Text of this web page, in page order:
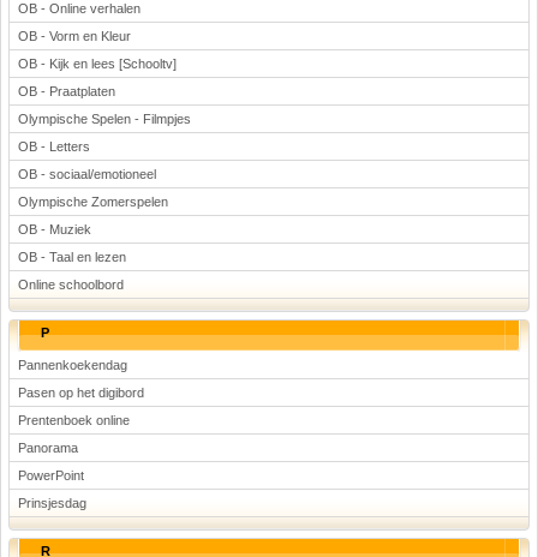
OB - Online verhalen
OB - Vorm en Kleur
OB - Kijk en lees [Schooltv]
OB - Praatplaten
Olympische Spelen - Filmpjes
OB - Letters
OB - sociaal/emotioneel
Olympische Zomerspelen
OB - Muziek
OB - Taal en lezen
Online schoolbord
P
Pannenkoekendag
Pasen op het digibord
Prentenboek online
Panorama
PowerPoint
Prinsjesdag
R